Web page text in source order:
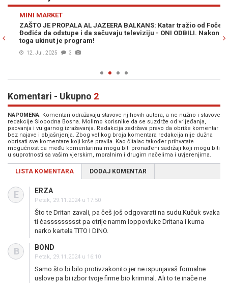
MINI MARKET
ZAŠTO JE PROPALA AL JAZEERA BALKANS: Katar tražio od Foče i
Đođića da odstupe i da sačuvaju televiziju - ONI ODBILI. Nakon
toga ukinut je program!
12. Jul. 2025
Komentari - Ukupno 2
NAPOMENA: Komentari odražavaju stavove njihovih autora, a ne nužno i stavove
redakcije Slobodna Bosna. Molimo korisnike da se suzdrže od vrijeđanja,
psovanja i vulgarnog izražavanja. Redakcija zadržava pravo da obriše komentar
bez najave i objašnjenja. Zbog velikog broja komentara redakcija nije dužna
obrisati sve komentare koji krše pravila. Kao čitalac također prihvatate
mogućnost da među komentarima mogu biti pronađeni sadržaji koji mogu biti
u suprotnosti sa vašim vjerskim, moralnim i drugim načelima i uvjerenjima.
LISTA KOMENTARA DODAJ KOMENTAR
E ERZA
Petak, 29.11.2024 u 17:50
Što te Dritan zavali, pa češ još odgovarati na sudu.Kučuk svaka
ti čassssssssst pa otrije namm loppovluke Dritana i kuma
narko kartela TITO I DINO.
B BOND
Petak, 29.11.2024 u 16:10
Samo što bi bilo protivzakonito jer ne ispunjavaš formalne
uslove pa bi izbor tvoje firme bio kriminal. Ali to te inače ne